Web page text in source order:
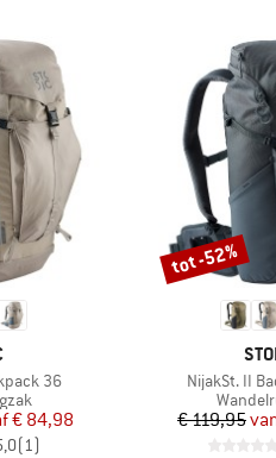
36
prijs
€ 84,98
(1)
Artikel
NijakSt. II
€ 119,95
Korting
tot -52%